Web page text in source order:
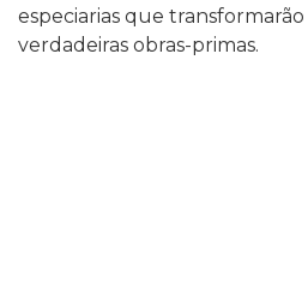
especiarias que
verdadeiras obras-primas.